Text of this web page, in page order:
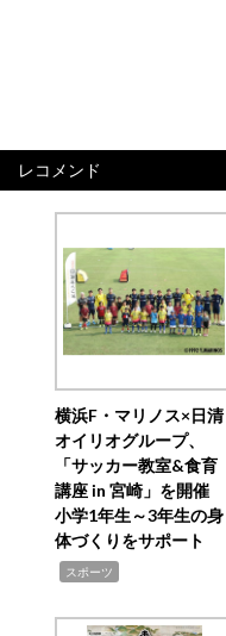
レコメンド
横浜F・マリノス×日清
オイリオグループ、
「サッカー教室&食育
講座 in 宮崎」を開催
小学1年生～3年生の身
体づくりをサポート
スポーツ